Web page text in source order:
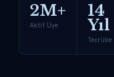
2M+
Aktif Üye
14
Yıl
Tecrübe